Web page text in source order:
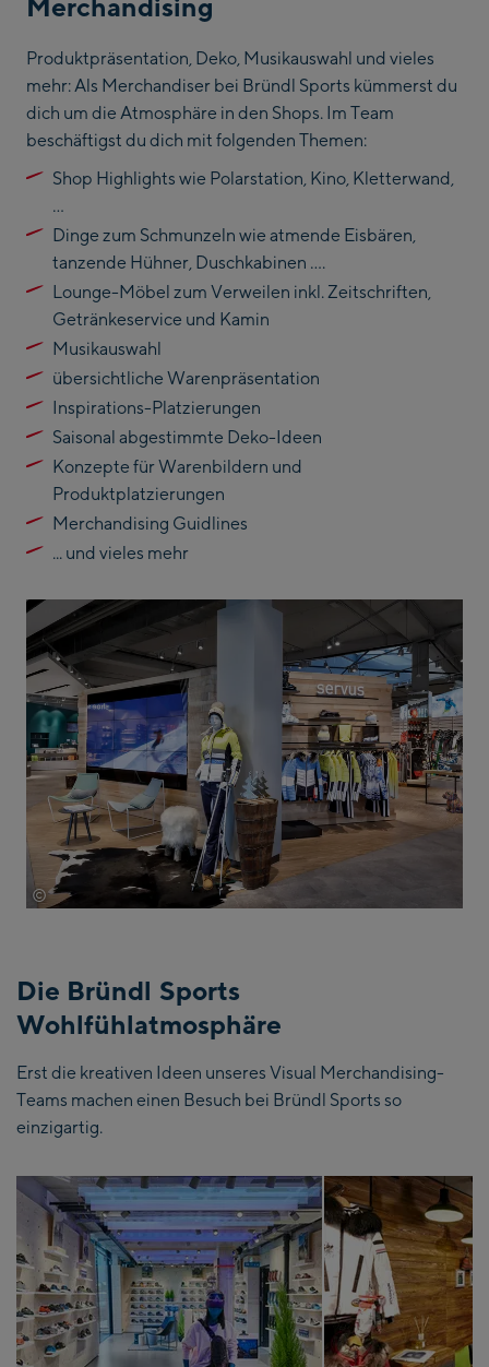
Merchandising
Produktpräsentation, Deko, Musikauswahl und vieles
mehr: Als Merchandiser bei Bründl Sports kümmerst du
dich um die Atmosphäre in den Shops. Im Team
beschäftigst du dich mit folgenden Themen:
Shop Highlights wie Polarstation, Kino, Kletterwand,
…
Dinge zum Schmunzeln wie atmende Eisbären,
tanzende Hühner, Duschkabinen ….
Lounge-Möbel zum Verweilen inkl. Zeitschriften,
Getränkeservice und Kamin
Musikauswahl
übersichtliche Warenpräsentation
Inspirations-Platzierungen
Saisonal abgestimmte Deko-Ideen
Konzepte für Warenbildern und
Produktplatzierungen
Merchandising Guidlines
... und vieles mehr
© Wöckinger
Die Bründl Sports
Wohlfühlatmosphäre
Erst die kreativen Ideen unseres Visual Merchandising-
Teams machen einen Besuch bei Bründl Sports so
einzigartig.